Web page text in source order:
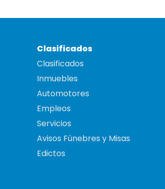
Clasificados
Clasificados
Inmuebles
Automotores
Empleos
Servicios
Avisos Fúnebres y Misas
Edictos